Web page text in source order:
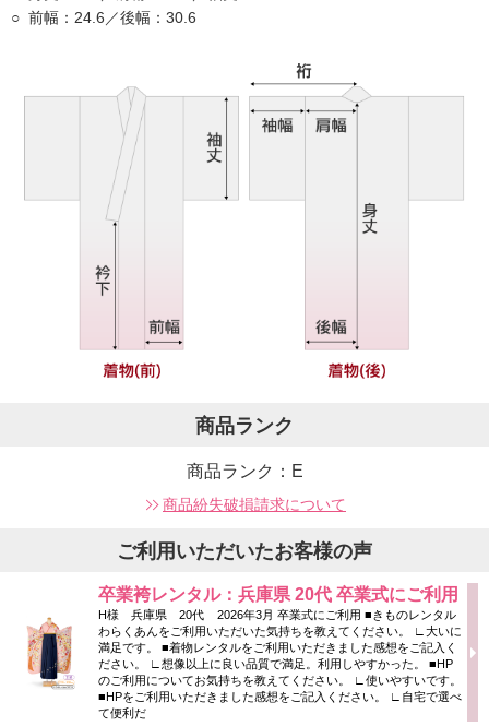
前幅：24.6／後幅：30.6
商品ランク
商品ランク：E
商品紛失破損請求について
ご利用いただいたお客様の声
卒業袴レンタル：兵庫県 20代 卒業式にご利用
H様 兵庫県 20代 2026年3月 卒業式にご利用 ■きものレンタル
わらくあんをご利用いただいた気持ちを教えてください。 ∟大いに
満足です。 ■着物レンタルをご利用いただきました感想をご記入く
ださい。 ∟想像以上に良い品質で満足。利用しやすかった。 ■HP
のご利用についてお気持ちを教えてください。 ∟使いやすいです。
■HPをご利用いただきました感想をご記入ください。 ∟自宅で選べ
て便利だ